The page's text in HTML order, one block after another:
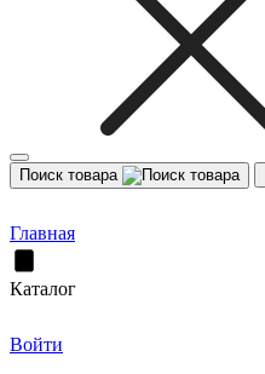
Поиск товара
Главная
Каталог
Войти